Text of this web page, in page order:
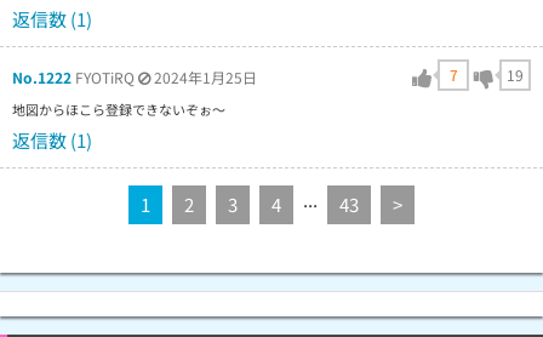
返信数 (1)
No.1222 FYOTiRQ 2024年1月25日 7 19
地図からほこら登録できないぞぉ～
返信数 (1)
1 2 3 4 ... 43 >